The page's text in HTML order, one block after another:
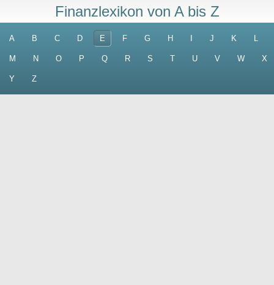
Finanzlexikon von A bis Z
A B C D E F G H J K L
M N O P Q R S T U V W X
Y Z